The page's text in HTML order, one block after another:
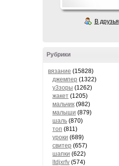
В друзья
Рубрики
вязание (15828)
джемпер (1322)
у3зоры (1262)
жакет (1205)
мальчик (982)
малыши (879)
шаль (870)
топ (811)
уроки (689)
свитер (657)
шапки (622)
ltdjxrfv (574)